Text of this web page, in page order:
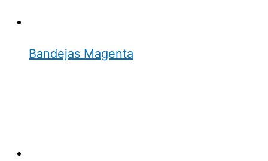
Bandejas Magenta